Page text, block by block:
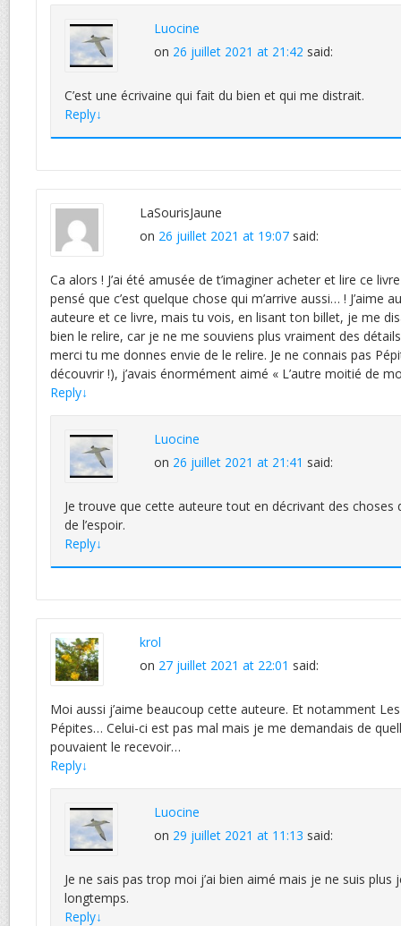
Luocine
on 26 juillet 2021 at 21:42 said:
C’est une écrivaine qui fait du bien et qui me distrait.
Reply↓
LaSourisJaune
on 26 juillet 2021 at 19:07 said:
Ca alors ! J’ai été amusée de t’imaginer acheter et lire ce
pensé que c’est quelque chose qui m’arrive aussi… ! J’aime
auteure et ce livre, mais tu vois, en lisant ton billet, je me
bien le relire, car je ne me souviens plus vraiment des
merci tu me donnes envie de le relire. Je ne connais pas
découvrir !), j’avais énormément aimé « L’autre moitié de
Reply↓
Luocine
on 26 juillet 2021 at 21:41 said:
Je trouve que cette auteure tout en décrivant des choses
de l’espoir.
Reply↓
krol
on 27 juillet 2021 at 22:01 said:
Moi aussi j’aime beaucoup cette auteure. Et notamment
Pépites… Celui-ci est pas mal mais je me demandais de
pouvaient le recevoir…
Reply↓
Luocine
on 29 juillet 2021 at 11:13 said:
Je ne sais pas trop moi j’ai bien aimé mais je ne suis plus
longtemps.
Reply↓